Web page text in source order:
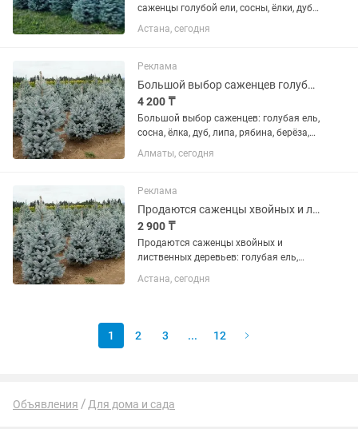
саженцы голубой ели, сосны, ёлки, дуба,
липы, рябины, берёзы и кедра.
Астана, сегодня
Реклама
Большой выбор саженцев голубая ель, сосна, ёлка, дуб, липа, рябина
4 200 ₸
Большой выбор саженцев: голубая ель,
сосна, ёлка, дуб, липа, рябина, берёза,
кедр.
Алматы, сегодня
Реклама
Продаются саженцы хвойных и лиственных деревьев голубая ель, сосна
2 900 ₸
Продаются саженцы хвойных и
лиственных деревьев: голубая ель,
Астана, сегодня
1 2 3 ... 12
Объявления Для дома и сада